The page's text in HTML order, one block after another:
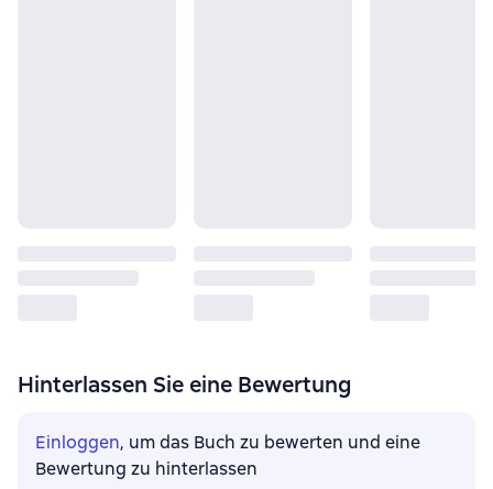
Hinterlassen Sie eine Bewertung
Einloggen, um das Buch zu bewerten und eine
Bewertung zu hinterlassen